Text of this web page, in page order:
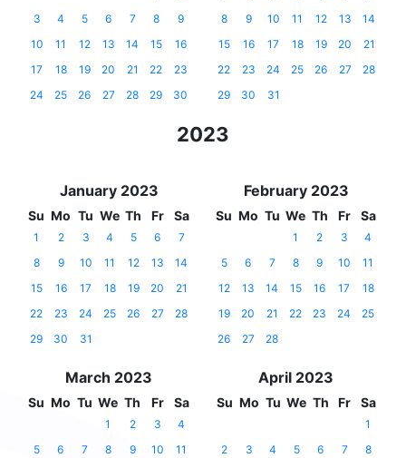
3
4 5 6 7 8
9
10
11 12 13 14 15
16
17
18 19 20 21 22
23
24
25 26 27 28 29 30
8
9 10 11 12 13
14
15
16 17 18 19 20
21
22
23 24 25 26 27
28
29
30 31
2023
January 2023
Su Mo Tu We Th Fr Sa
1 2 3 4 5 6
7
8
9 10 11 12 13
14
15
16 17 18 19 20
21
22
23 24 25 26 27
28
29
30 31
February 2023
Su Mo Tu We Th Fr Sa
1 2 3
4
5
6 7 8 9 10
11
12
13 14 15 16 17
18
19
20 21 22 23 24
25
26
27 28
March 2023
Su Mo Tu We Th Fr Sa
1 2 3
4
5
6 7 8 9 10
11
April 2023
Su Mo Tu We Th Fr Sa
1
2
3 4 5 6 7
8